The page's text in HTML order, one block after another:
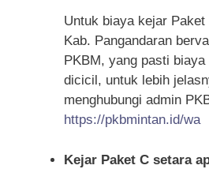
Untuk biaya kejar
Kab. Pangandaran
PKBM, yang pasti
dicicil, untuk lebih
menghubungi admin
https://pkbmintan.id/wa
Kejar Paket C setara